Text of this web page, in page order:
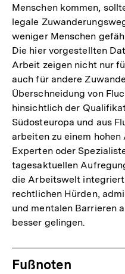
Menschen kommen,
legale
weniger Menschen
Die hier vorgestellten
Arbeit zeigen nicht nur
auch für andere
Überschneidung von
hinsichtlich der
Südosteuropa und aus
arbeiten zu einem
Experten oder
tagesaktuellen
die Arbeitswelt integriert
rechtlichen Hürden,
und mentalen Barrieren
besser gelingen.
Fussnoten
Fußnoten